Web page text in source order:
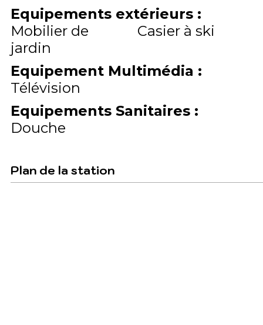
Equipements extérieurs :
Mobilier de
jardin
Casier à ski
Equipement Multimédia :
Télévision
Equipements Sanitaires :
Douche
Plan de la station